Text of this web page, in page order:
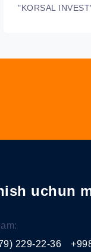
"KORSAL
uchun
229-22-36